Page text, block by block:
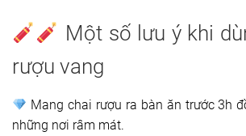
Một số lưu ý khi
rượu vang
Mang chai rượu ra bàn ăn trước 3h
những nơi râm mát.